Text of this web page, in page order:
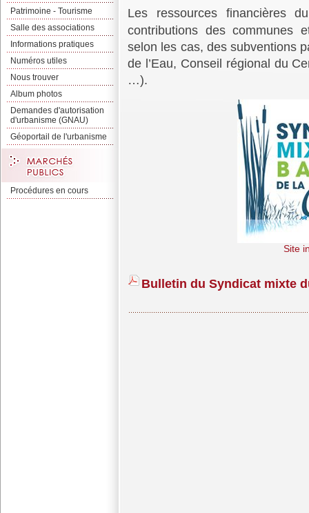
Patrimoine - Tourisme
Salle des associations
Informations pratiques
Numéros utiles
Nous trouver
Album photos
Demandes d'autorisation
d'urbanisme (GNAU)
Géoportail de l'urbanisme
Procédures en cours
Les ressources financières du
contributions des communes
selon les cas, des subventions
de l’Eau, Conseil régional du
…).
Site
Bulletin du Syndicat mixte